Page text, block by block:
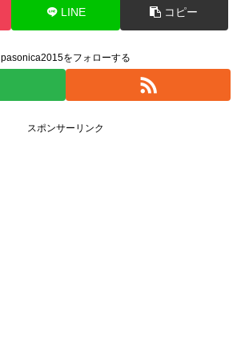
LINE コピー
pasonica2015をフォローする
スポンサーリンク